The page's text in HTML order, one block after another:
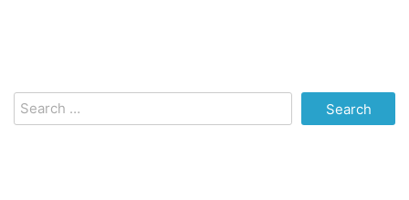
Search
for: